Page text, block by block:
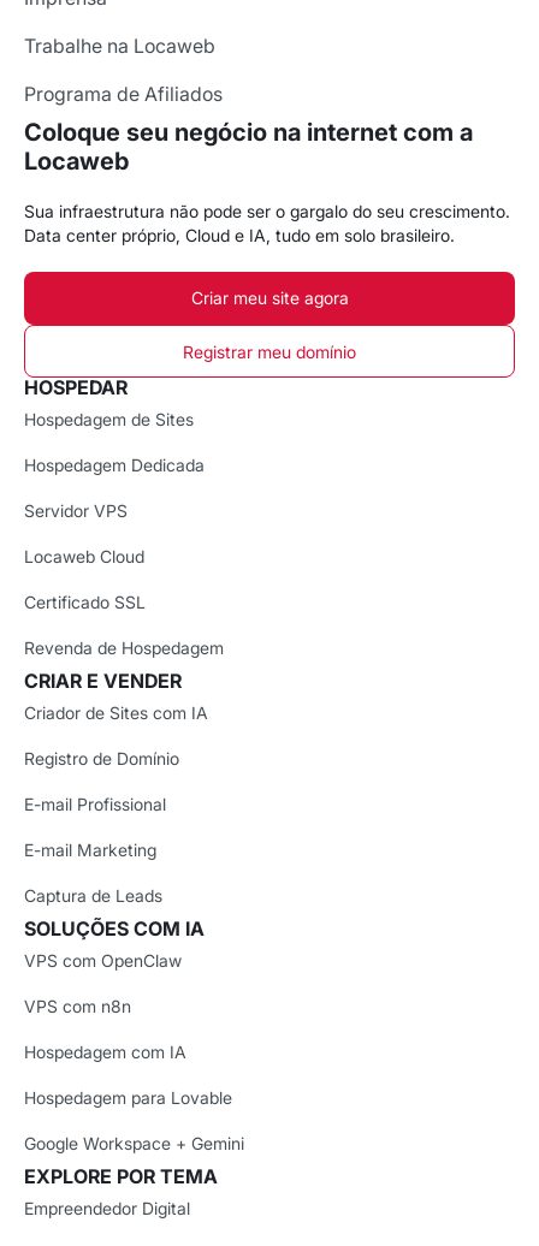
Trabalhe na Locaweb
Programa de Afiliados
Coloque seu negócio na internet com a
Locaweb
Sua infraestrutura não pode ser o gargalo do seu crescimento.
Data center próprio, Cloud e IA, tudo em solo brasileiro.
Criar meu site agora
Registrar meu domínio
HOSPEDAR
Hospedagem de Sites
Hospedagem Dedicada
Servidor VPS
Locaweb Cloud
Certificado SSL
Revenda de Hospedagem
CRIAR E VENDER
Criador de Sites com IA
Registro de Domínio
E-mail Profissional
E-mail Marketing
Captura de Leads
SOLUÇÕES COM IA
VPS com OpenClaw
VPS com n8n
Hospedagem com IA
Hospedagem para Lovable
Google Workspace + Gemini
EXPLORE POR TEMA
Empreendedor Digital